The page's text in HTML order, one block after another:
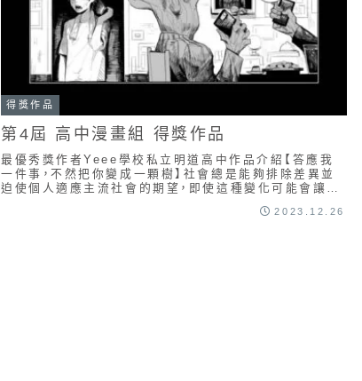
得獎作品
第4屆 高中漫畫組 得獎作品
最優秀獎作者Yeee學校私立明道高中作品介紹【答應我
一件事，不然把你變成一顆樹】社會總是能夠排除差異並
迫使個人適應主流社會的期望，即使這種變化可能會讓人
2023.12.26